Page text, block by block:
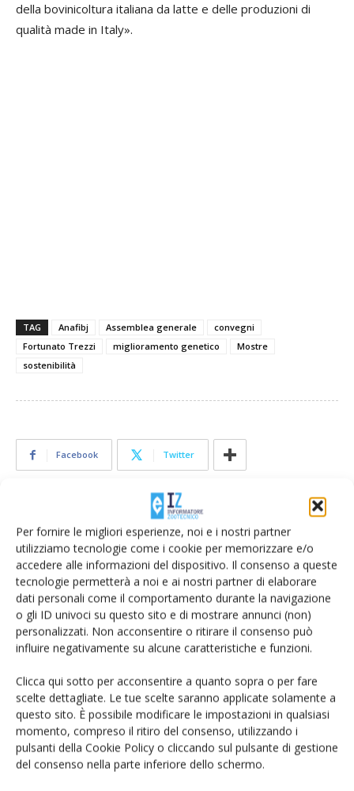
Per fornire le migliori esperienze, noi e i nostri partner
utilizziamo tecnologie come i cookie per memorizzare e/o
accedere alle informazioni del dispositivo. Il consenso a queste
tecnologie permetterà a noi e ai nostri partner di elaborare
dati personali come il comportamento durante la navigazione
o gli ID univoci su questo sito e di mostrare annunci (non)
personalizzati. Non acconsentire o ritirare il consenso può
influire negativamente su alcune caratteristiche e funzioni.
Clicca qui sotto per acconsentire a quanto sopra o per fare
scelte dettagliate. Le tue scelte saranno applicate solamente a
questo sito. È possibile modificare le impostazioni in qualsiasi
momento, compreso il ritiro del consenso, utilizzando i
pulsanti della Cookie Policy o cliccando sul pulsante di gestione
del consenso nella parte inferiore dello schermo.
della bovinicoltura italiana da latte e delle produzioni di
qualità made in Italy».
TAG Anafibj Assemblea generale
convegni
Fortunato Trezzi
miglioramento genetico
Mostre
sostenibilità
Facebook Twitter
Convention estiva Agafibj, la Basilicata
al centro della formazione dei giovani
allevatori
Assemblea Anafibj, Fortunato Trezzi
presidente per il triennio 2026-2029
Fieragricola, bilancio tutto positivo per
il Dairy Show